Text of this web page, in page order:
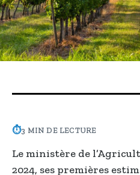
⏱3 MIN DE LECTURE
Le ministère de
2024, ses premières